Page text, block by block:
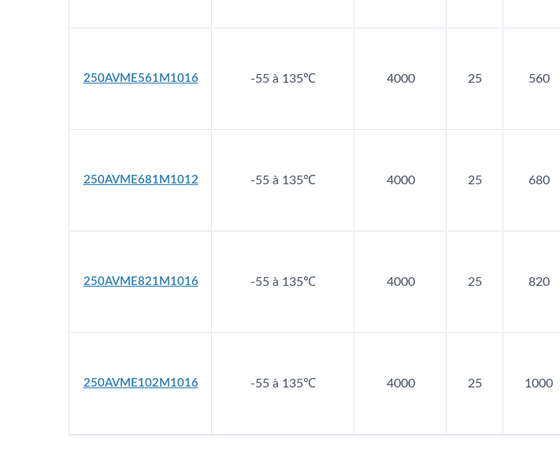
250AVME561M1016 -55 à 135℃ 4000 25 560
250AVME681M1012 -55 à 135℃ 4000 25 680
250AVME821M1016 -55 à 135℃ 4000 25 820
250AVME102M1016 -55 à 135℃ 4000 25 1000